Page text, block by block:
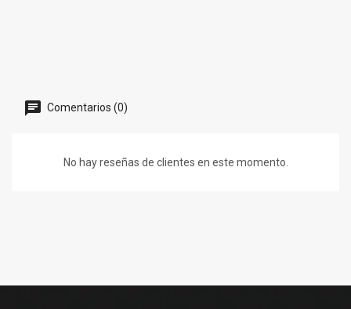
Comentarios (0)
No hay reseñas de clientes en este momento.